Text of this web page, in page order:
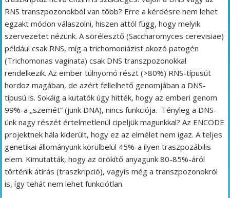
RNS transzpozonokból van több? Erre a kérdésre nem lehet
egzakt módon válaszolni, hiszen attól függ, hogy melyik
szervezetet nézünk. A sörélesztő (Saccharomyces cerevisiae)
például csak RNS, míg a trichomoniázist okozó patogén
(Trichomonas vaginata) csak DNS transzpozonokkal
rendelkezik. Az ember túlnyomó részt (>80%) RNS-típusút
hordoz magában, de azért fellelhető genomjában a DNS-
típusú is. Sokáig a kutatók úgy hitték, hogy az emberi genom
99%-a „szemét” (junk DNA), nincs funkciója. Tényleg a DNS-
ünk nagy részét értelmetlenül cipeljük magunkkal? Az ENCODE
projektnek hála kiderült, hogy ez az elmélet nem igaz. A teljes
genetikai állományunk körülbelül 45%-a ilyen traszpozábilis
elem. Kimutatták, hogy az örökítő anyagunk 80-85%-áról
történik átírás (traszkripció), vagyis még a transzpozonokról
is, így tehát nem lehet funkciótlan.